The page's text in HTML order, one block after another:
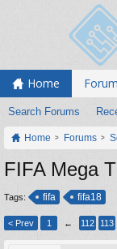
Home
Search Forums
Home Forums
FIFA Mega
Tags: fifa fifa18
< Prev 1 ← 112 113